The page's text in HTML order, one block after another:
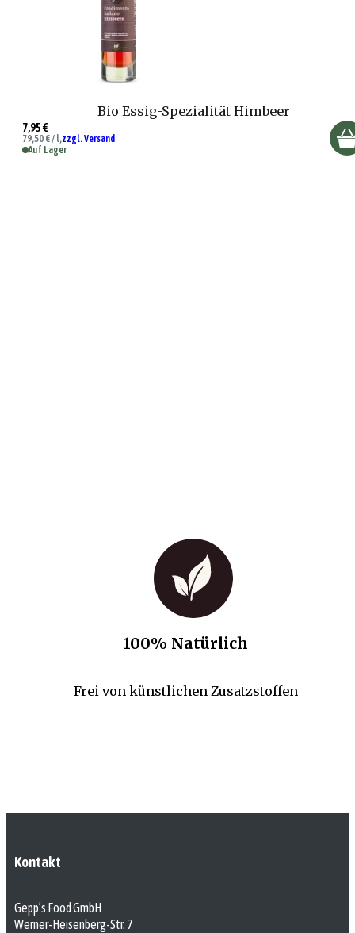
Bio Essig-Spezialität Himbeer
7,95 €
79,50 € / l,zzgl. Versand
Auf Lager
100% Natürlich
Frei von künstlichen Zusatzstoffen
Kontakt
Gepp’s Food GmbH
Werner-Heisenberg-Str. 7